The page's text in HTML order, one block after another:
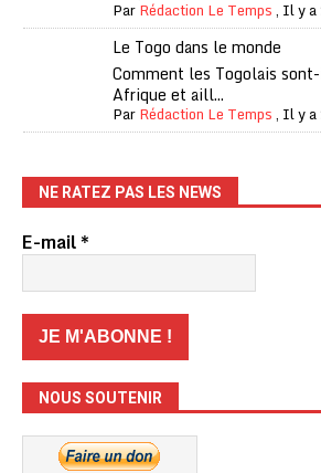
ParRédaction Le Temps, Il y a
Le Togo dans le monde
Comment les Togolais
Afrique et aill...
ParRédaction Le Temps, Il y a
NE RATEZ PAS LES NEWS
E-mail*
NOUS SOUTENIR